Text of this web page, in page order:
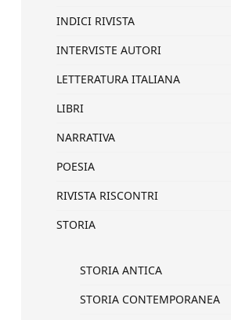
INDICI RIVISTA
INTERVISTE AUTORI
LETTERATURA ITALIANA
LIBRI
NARRATIVA
POESIA
RIVISTA RISCONTRI
STORIA
STORIA ANTICA
STORIA CONTEMPORANEA